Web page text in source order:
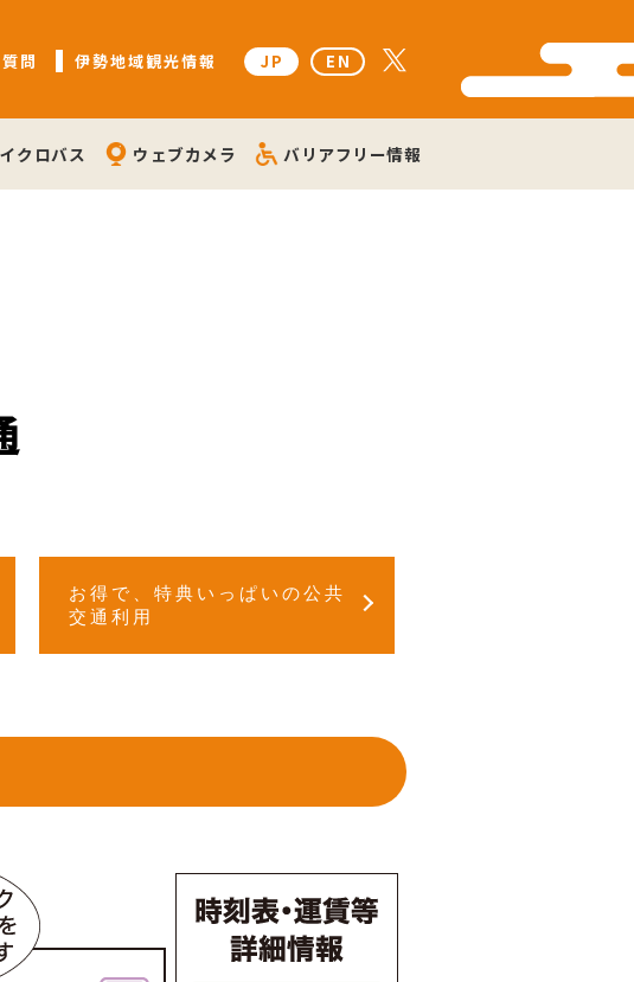
問 伊勢地域観光情報 JP EN
クロバス ウェブカメラ バリアフリー情報
お得で、特典いっぱいの公共
交通利用